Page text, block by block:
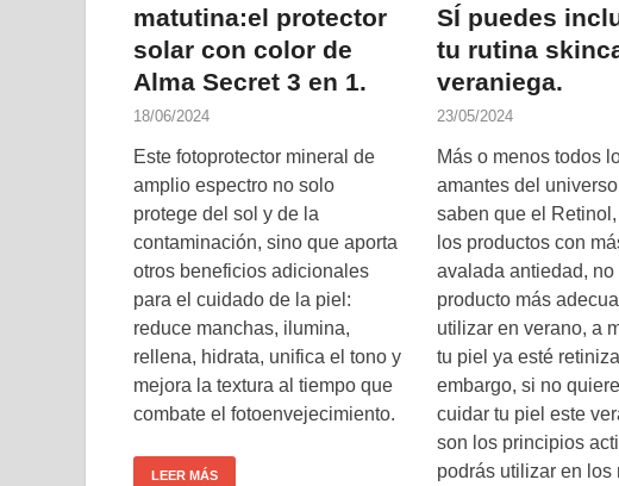
matutina:el protector
solar con color de
Alma Secret 3 en 1.
18/06/2024
Este fotoprotector mineral de
amplio espectro no solo
protege del sol y de la
contaminación, sino que aporta
otros beneficios adicionales
para el cuidado de la piel:
reduce manchas, ilumina,
rellena, hidrata, unifica el tono y
mejora la textura al tiempo que
combate el fotoenvejecimiento.
LEER MÁS
SÍ puedes
tu rutina
veraniega.
23/05/2024
Más o menos todos
amantes del
saben que el
los productos con
avalada antiedad, no
producto más
utilizar en verano, a
tu piel ya esté
embargo, si no
cuidar tu piel este
son los principios
podrás utilizar en los